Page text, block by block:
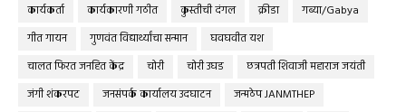
कार्यकर्ता
कार्यकारणी गठीत कुस्तीची दंगल क्रीडा
गब्या/Gabya
गीत गायन
गुणवंत विद्यार्थ्यांचा सन्मान
घवघवीत यश
चालत फिरत जनहित केंद्र
चोरी चोरी उघड
छत्रपती शिवाजी महाराज जयंती
जंगी शंकरपट
जनसंपर्क कार्यालय उदघाटन
जन्मठेप JANMTHEP